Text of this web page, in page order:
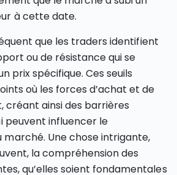
à cette date.
que les traders identifient
ou de résistance qui se
prix spécifique. Ces seuils
où les forces d’achat et de
créant ainsi des barrières
peuvent influencer le
Une chose intrigante,
la compréhension des
qu’elles soient fondamentales